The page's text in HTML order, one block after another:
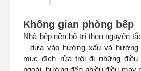
Không gian phòng bếp
Nhà bếp nên bố trí theo nguyên
– dựa vào hướng xấu và
mục đích rửa trôi đi những